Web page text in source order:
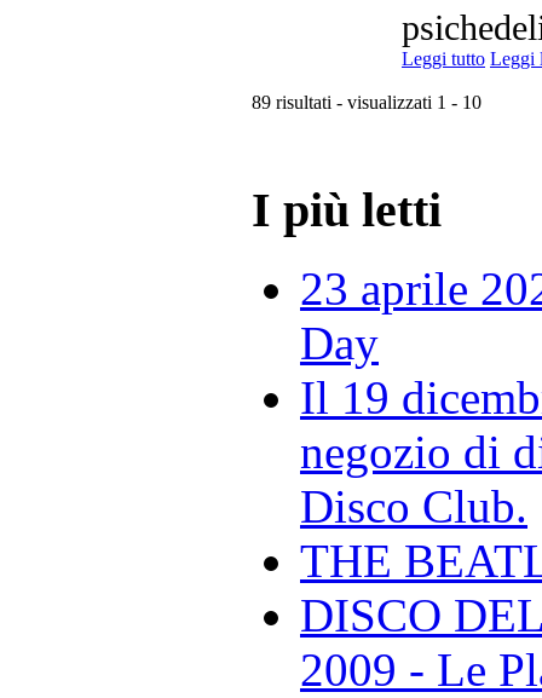
Leggi tutto Leggi
89 risultati - visualizzati 1 - 10
I più letti
23 aprile
Day
Il 19
negozio di
Disco Club.
THE
DISCO
2009 - Le